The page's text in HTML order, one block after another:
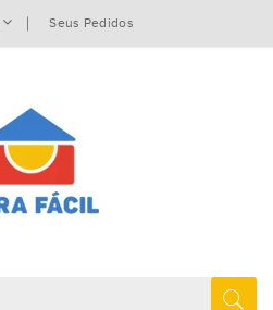
Seus Pedidos